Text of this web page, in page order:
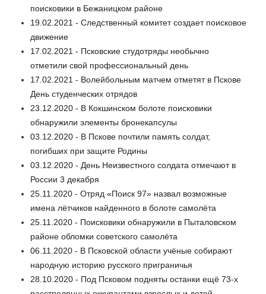
поисковики в Бежаницком районе
19.02.2021 - Следственный комитет создает поисковое
движение
17.02.2021 - Псковские студотряды необычно
отметили свой профессиональный день
17.02.2021 - Волейбольным матчем отметят в Пскове
День студенческих отрядов
23.12.2020 - В Кокшинском болоте поисковики
обнаружили элементы бронекапсулы
03.12.2020 - В Пскове почтили память солдат,
погибших при защите Родины
03.12.2020 - День Неизвестного солдата отмечают в
России 3 декабря
25.11.2020 - Отряд «Поиск 97» назвал возможные
имена лётчиков найденного в болоте самолёта
25.11.2020 - Поисковики обнаружили в Пыталовском
районе обломки советского самолёта
06.11.2020 - В Псковской области учёные собирают
народную историю русского приграничья
28.10.2020 - Под Псковом подняты останки ещё 73-х